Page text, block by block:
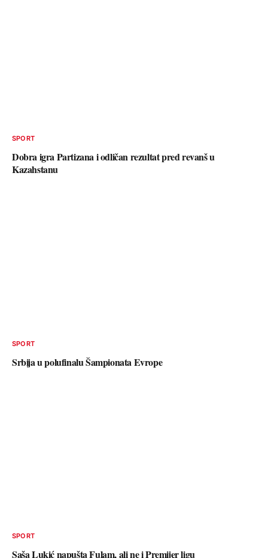
SPORT
Dobra igra Partizana i odličan rezultat pred revanš u
Kazahstanu
SPORT
Srbija u polufinalu Šampionata Evrope
SPORT
Saša Lukić napušta Fulam, ali ne i Premijer ligu